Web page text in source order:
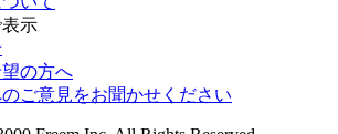
表示
の方へ
ご意見をお聞かせください